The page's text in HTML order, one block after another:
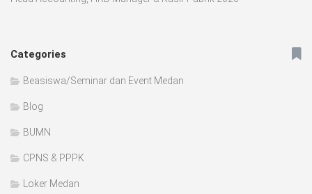
Categories
Beasiswa/Seminar dan Event Medan
Blog
BUMN
CPNS & PPPK
Loker Medan